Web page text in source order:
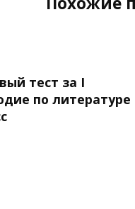
тест за I
по литературе